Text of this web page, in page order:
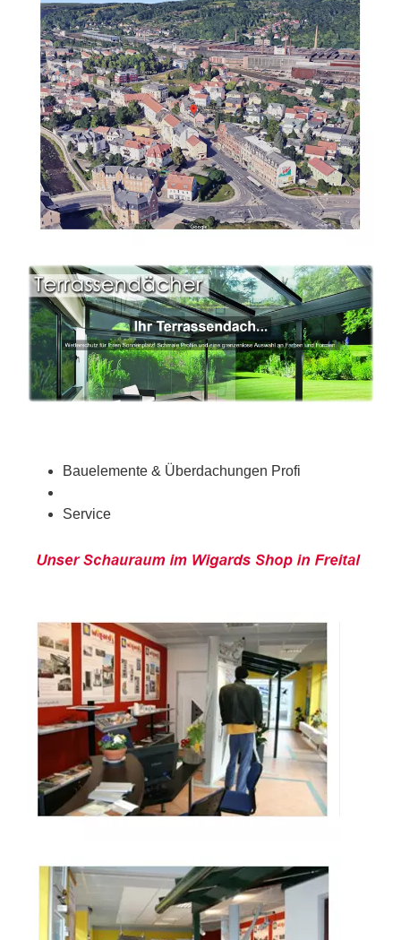
Bauelemente & Überdachungen Profi
Service